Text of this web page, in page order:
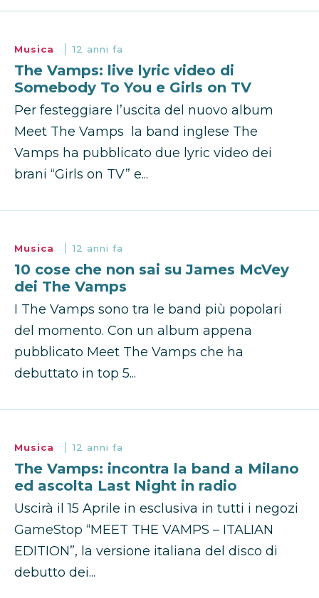
Musica 12 anni fa
The Vamps: live lyric video di
Somebody To You e Girls on TV
Per festeggiare l’uscita del nuovo album
Meet The Vamps la band inglese The
Vamps ha pubblicato due lyric video dei
brani “Girls on TV” e...
Musica 12 anni fa
10 cose che non sai su James McVey
dei The Vamps
I The Vamps sono tra le band più popolari
del momento. Con un album appena
pubblicato Meet The Vamps che ha
debuttato in top 5...
Musica 12 anni fa
The Vamps: incontra la band a Milano
ed ascolta Last Night in radio
Uscirà il 15 Aprile in esclusiva in tutti i negozi
GameStop “MEET THE VAMPS – ITALIAN
EDITION”, la versione italiana del disco di
debutto dei...